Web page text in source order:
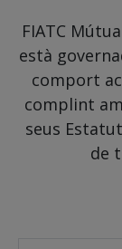
FIATC
està
comport
complint
seus
de